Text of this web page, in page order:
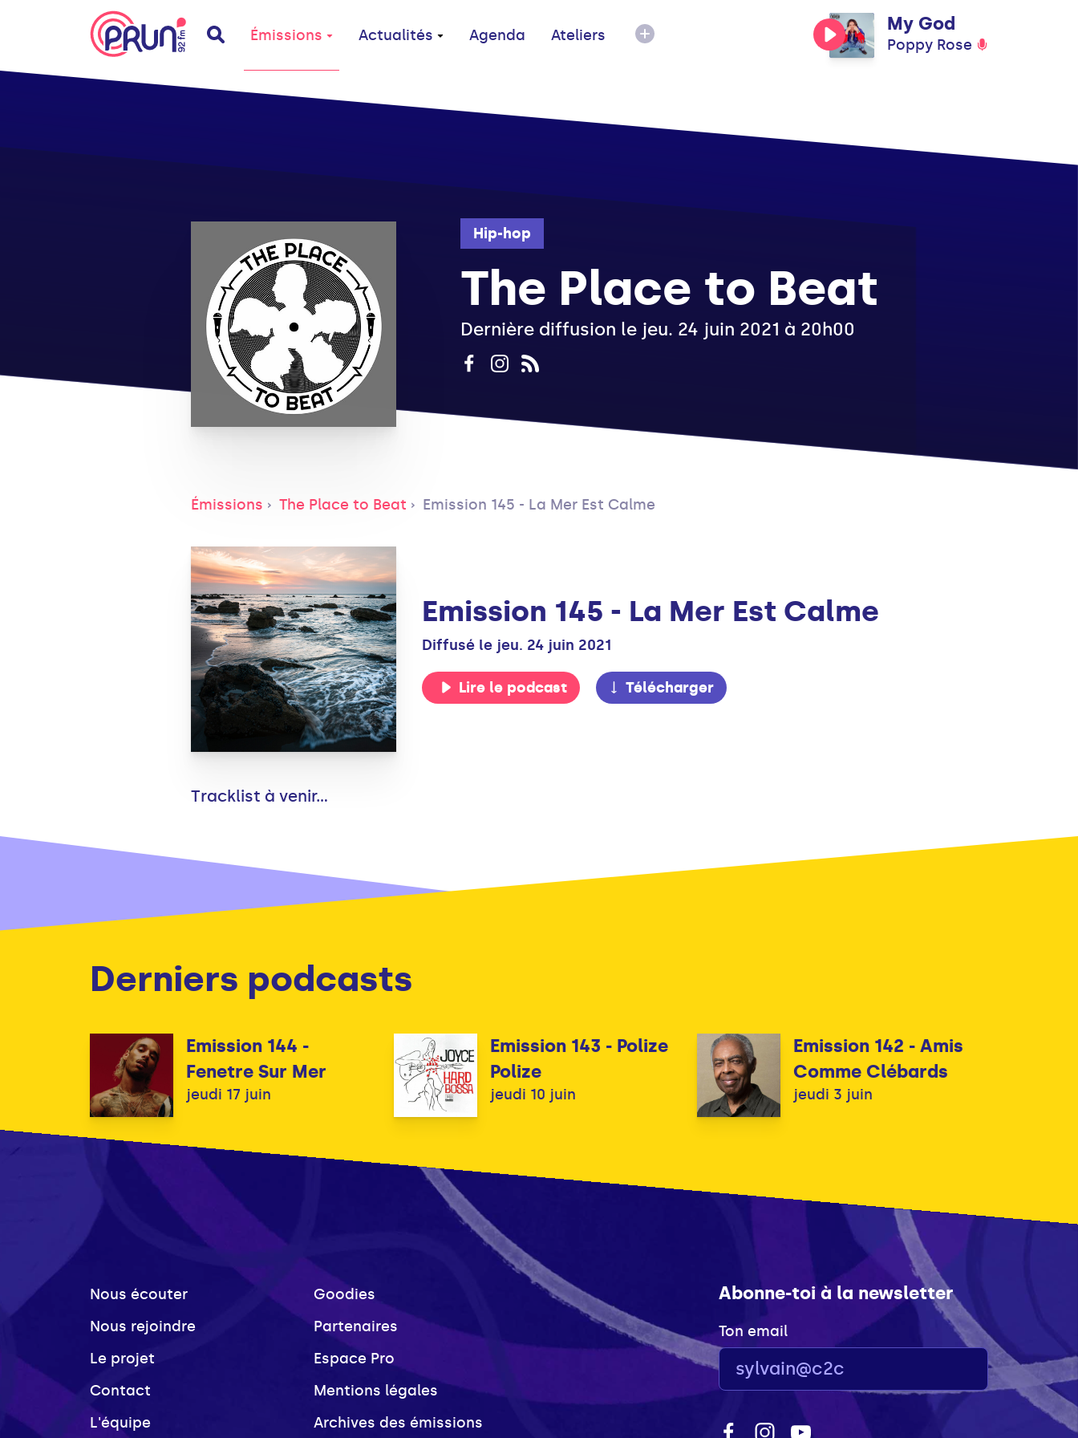
Émissions Actualités Agenda Ateliers
My God
Poppy Rose
Hip-hop
The Place to Beat
Dernière diffusion le jeu. 24 juin 2021 à 20h00
Émissions The Place to Beat Emission 145 - La Mer Est Calme
Emission 145 - La Mer Est Calme
Diffusé le jeu. 24 juin 2021
Lire le podcast Télécharger
Tracklist à venir...
Derniers podcasts
Emission 144 -
Fenetre Sur Mer
jeudi 17 juin
Emission 143 - Polize
Polize
jeudi 10 juin
Emission 142 - Amis
Comme Clébards
jeudi 3 juin
Nous écouter
Nous rejoindre
Le projet
Contact
L'équipe
Goodies
Partenaires
Espace Pro
Mentions légales
Archives des émissions
Abonne-toi à la newsletter
Ton email